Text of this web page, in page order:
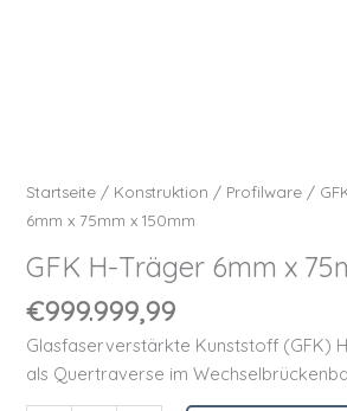
Startseite / Konstruktion / Profilware /
6mm x 75mm x 150mm
GFK H-Träger 6mm x
€999.999,99
Glasfaserverstärkte Kunststoff (GFK)
als Quertraverse im
Träger
6mm
75mm
x
150mm
Menge